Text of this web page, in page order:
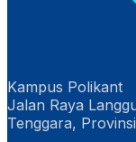
Kampus Polikant
Jalan Raya
Tenggara,